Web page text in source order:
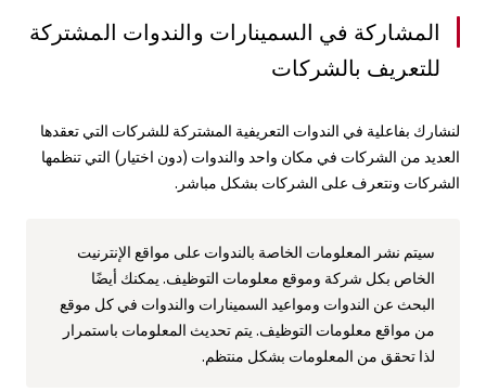
المشاركة في السمينارات والندوات المشتركة
للتعريف بالشركات
لنشارك بفاعلية في الندوات التعريفية المشتركة للشركات التي تعقدها
العديد من الشركات في مكان واحد والندوات (دون اختيار) التي تنظمها
الشركات ونتعرف على الشركات بشكل مباشر.
سيتم نشر المعلومات الخاصة بالندوات على مواقع الإنترنيت
الخاص بكل شركة وموقع معلومات التوظيف. يمكنك أيضًا
البحث عن الندوات ومواعيد السمينارات والندوات في كل موقع
من مواقع معلومات التوظيف. يتم تحديث المعلومات باستمرار
لذا تحقق من المعلومات بشكل منتظم.